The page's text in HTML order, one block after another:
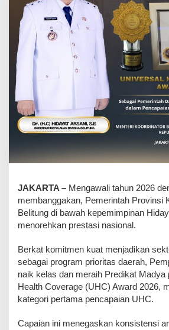
JAKARTA – Mengawali tahun 2026
membanggakan, Pemerintah Provinsi
Belitung di bawah kepemimpinan
menorehkan prestasi nasional.
Berkat komitmen kuat menjadikan
sebagai program prioritas daerah,
naik kelas dan meraih Predikat Madya
Health Coverage (UHC) Award 2026,
kategori pertama pencapaian UHC.
Capaian ini menegaskan konsistensi